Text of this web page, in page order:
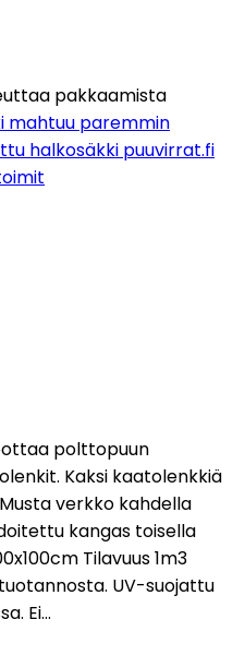
pakkaamista
polttopuun
Kaksi kaatolenkkiä
verkko kahdella
kangas toisella
Tilavuus 1m3
UV-suojattu
Ei...